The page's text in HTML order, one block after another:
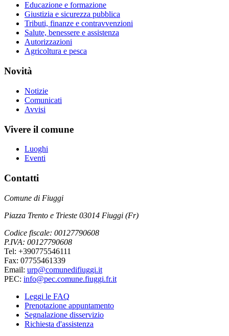
Educazione e formazione
Giustizia e sicurezza pubblica
Tributi, finanze e contravvenzioni
Salute, benessere e assistenza
Autorizzazioni
Agricoltura e pesca
Novità
Notizie
Comunicati
Avvisi
Vivere il comune
Luoghi
Eventi
Contatti
Comune di Fiuggi
Piazza Trento e Trieste 03014 Fiuggi (Fr)
Codice fiscale: 00127790608
P.IVA: 00127790608
Tel: +390775546111
Fax: 07755461339
Email: urp@comunedifiuggi.it
PEC: info@pec.comune.fiuggi.fr.it
Leggi le FAQ
Prenotazione appuntamento
Segnalazione disservizio
Richiesta d'assistenza